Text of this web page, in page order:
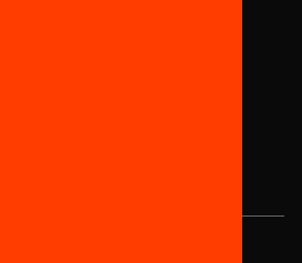
en el HUB Social
Barcelona
de...